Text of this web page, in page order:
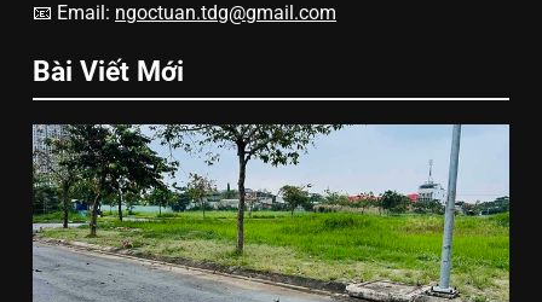
📧 Email: ngoctuan.tdg@gmail.com
Bài Viết Mới